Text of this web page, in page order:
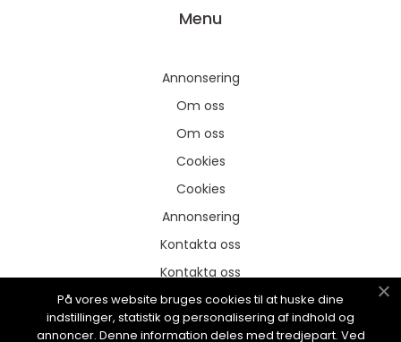
Menu
Annonsering
Om oss
Om oss
Cookies
Cookies
Annonsering
Kontakta oss
Kontakta oss
Sitemap
Sitemap
På vores website bruges cookies til at huske dine
indstillinger, statistik og personalisering af indhold og
annoncer. Denne information deles med tredjepart. Ved